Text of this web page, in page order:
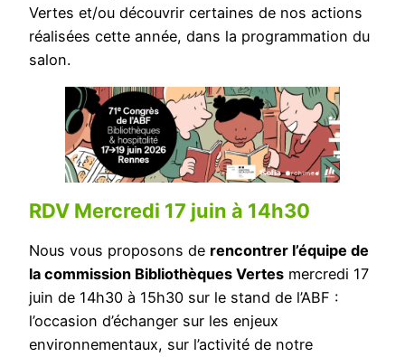
Vertes et/ou découvrir certaines de nos actions
réalisées cette année, dans la programmation du
salon.
RDV Mercredi 17 juin à 14h30
Nous vous proposons de rencontrer l’équipe de
la commission Bibliothèques Vertes mercredi 17
juin de 14h30 à 15h30 sur le stand de l’ABF :
l’occasion d’échanger sur les enjeux
environnementaux, sur l’activité de notre